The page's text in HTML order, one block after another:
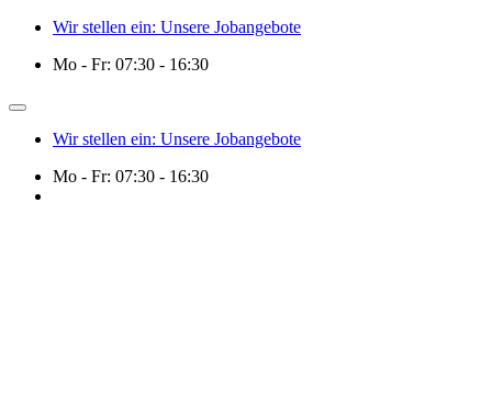
Wir stellen ein: Unsere Jobangebote
Mo - Fr: 07:30 - 16:30
Wir stellen ein: Unsere Jobangebote
Mo - Fr: 07:30 - 16:30